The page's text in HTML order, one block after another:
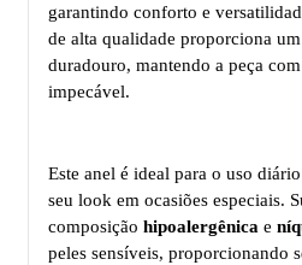
garantindo conforto e
de alta qualidade proporciona
duradouro, mantendo a peça
impecável.
Este anel é ideal para o uso
seu look em ocasiões especiais.
composição hipoalergênica e
peles sensíveis, proporcionando